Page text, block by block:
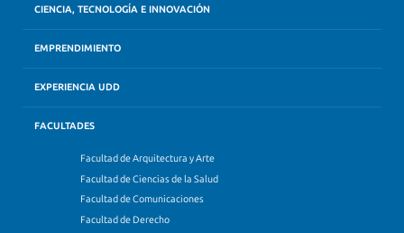
CIENCIA, TECNOLOGÍA E INNOVACIÓN
EMPRENDIMIENTO
EXPERIENCIA UDD
FACULTADES
Facultad de Arquitectura y Arte
Facultad de Ciencias de la Salud
Facultad de Comunicaciones
Facultad de Derecho